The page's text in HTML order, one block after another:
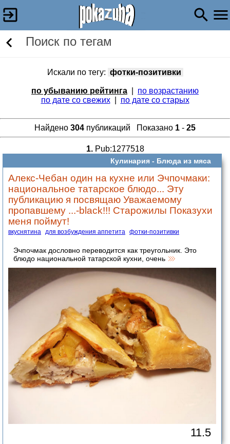
Поиск по тегам
Искали по тегу: фотки-позитивки
по убыванию рейтинга
по возрастанию
по дате со свежих| по дате со старых
Найдено 304 публикаций Показано 1 - 25
1.Pub:1277518
Кулинария - Блюда из мяса
Алекс-Чебан один на кухне или Эчпочмаки:
национальное татарское блюдо... Эту
публикацию я посвящаю Уважаемому
пропавшему ...-black!!! Старожилы Показухи
меня поймут!
вкуснятина для возбуждения аппетита фотки-позитивки
Эчпочмак дословно переводится как треугольник. Это
блюдо национальной татарской кухни, очень
11.5